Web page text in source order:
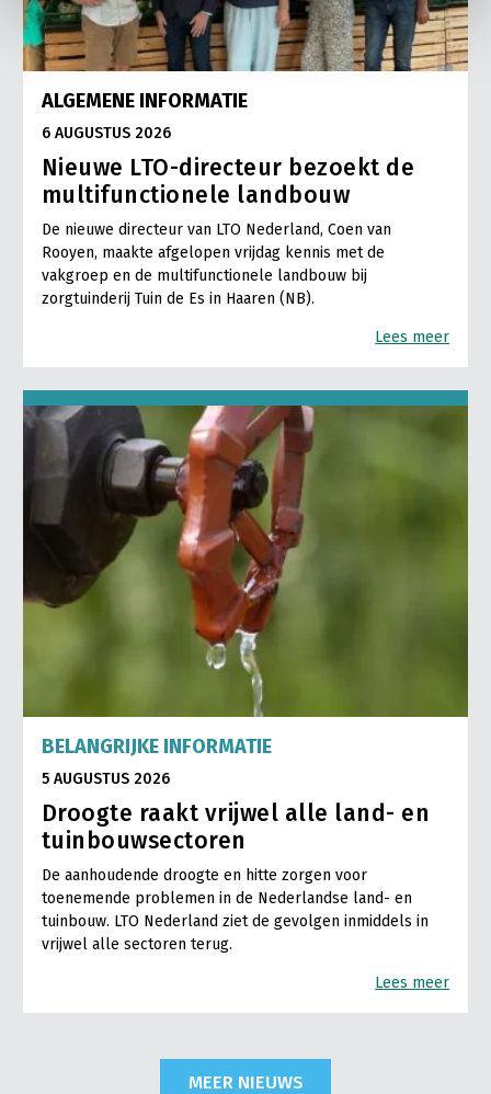
ALGEMENE INFORMATIE
6 AUGUSTUS 2026
Nieuwe LTO-directeur bezoekt de
multifunctionele landbouw
De nieuwe directeur van LTO Nederland, Coen van
Rooyen, maakte afgelopen vrijdag kennis met de
vakgroep en de multifunctionele landbouw bij
zorgtuinderij Tuin de Es in Haaren (NB).
Lees meer
BELANGRIJKE INFORMATIE
5 AUGUSTUS 2026
Droogte raakt vrijwel alle land- en
tuinbouwsectoren
De aanhoudende droogte en hitte zorgen voor
toenemende problemen in de Nederlandse land- en
tuinbouw. LTO Nederland ziet de gevolgen inmiddels in
vrijwel alle sectoren terug.
Lees meer
MEER NIEUWS